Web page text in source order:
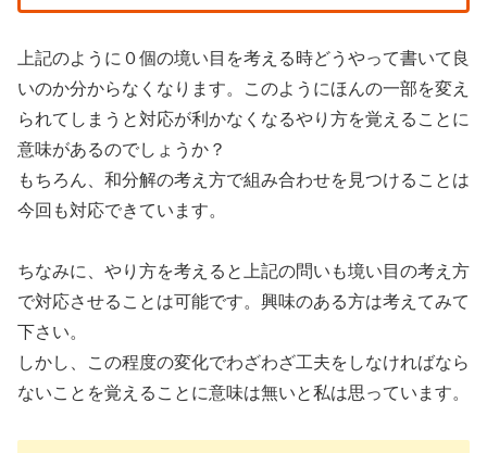
上記のように０個の境い目を考える時どうやって書いて良
いのか分からなくなります。このようにほんの一部を変え
られてしまうと対応が利かなくなるやり方を覚えることに
意味があるのでしょうか？
もちろん、和分解の考え方で組み合わせを見つけることは
今回も対応できています。
ちなみに、やり方を考えると上記の問いも境い目の考え方
で対応させることは可能です。興味のある方は考えてみて
下さい。
しかし、この程度の変化でわざわざ工夫をしなければなら
ないことを覚えることに意味は無いと私は思っています。